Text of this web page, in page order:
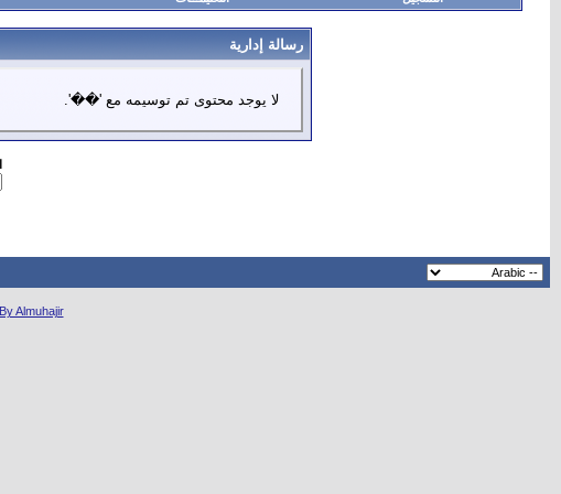
رسالة إدارية
لا يوجد محتوى تم توسيمه مع '��'.
Almuhajir